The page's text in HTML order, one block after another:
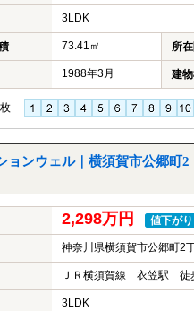
3LDK
73.41㎡ 所
1988年3月 建
枚
ョンウェル｜横須賀市公郷町2
2,298万円 値下がり
神奈川県横須賀市公郷町2
ＪＲ横須賀線 衣笠駅 徒
3LDK